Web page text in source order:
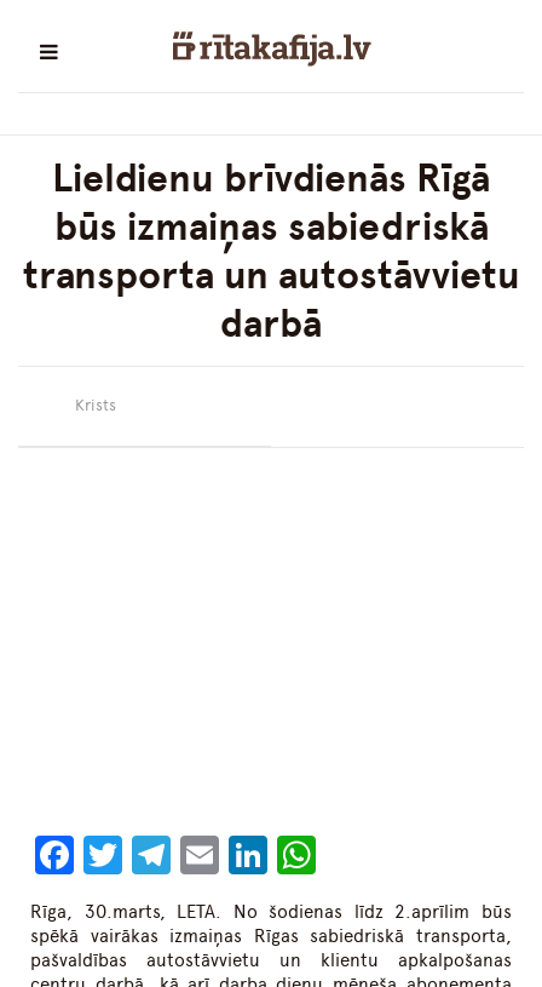
Lieldienu brīvdienās Rīgā
būs izmaiņas sabiedriskā
transporta un autostāvvietu
darbā
Krists
Facebook
Twitter
Telegram
EmailLinkedIn
Rīga, 30.marts, LETA. No šodienas līdz 2.aprīlim būs
spēkā vairākas izmaiņas Rīgas sabiedriskā transporta,
pašvaldības autostāvvietu un klientu apkalpošanas